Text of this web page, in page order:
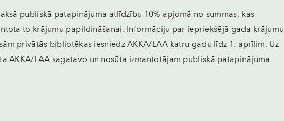
publiskā patapinājuma atlīdzību 10% apjomā no summas, kas
to krājumu papildināšanai. Informāciju par iepriekšējā gada krājumu
privātās bibliotēkas iesniedz AKKA/LAA katru gadu līdz 1. aprīlim. Uz
AKKA/LAA sagatavo un nosūta izmantotājam publiskā patapinājuma